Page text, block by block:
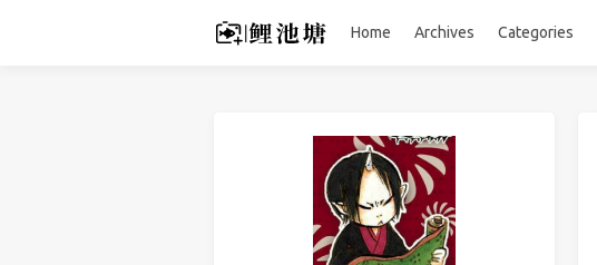
Home Archives Categories